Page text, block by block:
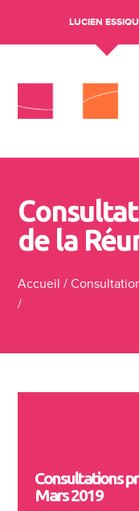
LUCIEN
de la
Accueil /
/
Consultations
Mars 2019